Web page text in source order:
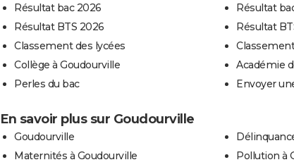
Résultat bac 2026
Résultat BTS 2026
Classement des lycées
Collège à Goudourville
Perles du bac
Résultat
Résultat
Académie
Envoyer
En savoir plus sur Goudourville
Goudourville
Maternités à Goudourville
Pollution à